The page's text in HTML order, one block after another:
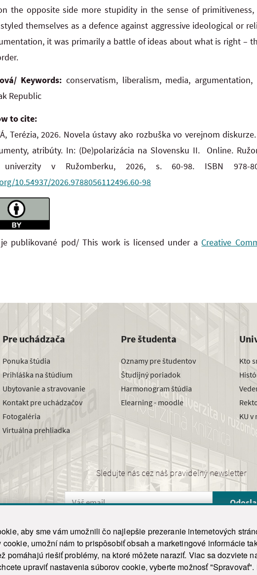
aby sme vám umožnili čo najlepšie prezeranie internetových
umožní nám to prispôsobiť obsah a marketingové informácie
pomáhajú riešiť problémy, na ktoré môžete naraziť. Viac sa dozviete
upraviť nastavenia súborov cookie, vyberte možnosť
the opposite side more stupidity in the sense of primitiveness,
themselves as a defence against aggressive ideological or
it was primarily a battle of ideas about what is right –
Keywords: conservatism, liberalism, media,
Republic
to cite:
Terézia, 2026. Novela ústavy ako rozbuška vo verejnom
atribúty. In: (De)polarizácia na Slovensku II. Online.
univerzity v Ružomberku, 2026, s. 60-98. ISBN 978-
10.54937/2026.9788056112496.60-98
publikované pod/ This work is licensed under a Creative
Pre uchádzača
Ponuka štúdia
Prihláška na štúdium
Ubytovanie a stravovanie
Kontakt pre uchádzačov
Fotogaléria
Virtuálna prehliadka
Pre študenta
Oznamy pre študentov
Študijný poriadok
Harmonogram štúdia
Elearning - moodle
Kto
KU v
Sledujte nás cez náš pravidelný newsletter
© 2021-2026 ku.sk. Všetky práva vyhradené. | Ochrana osobných údajov | Vyhlásenie o
This site is protected by reCAPTCHA and the Google Privacy Policy and Terms of
Tvorba stránky WebCreators.sk | Webhosting HostCreators